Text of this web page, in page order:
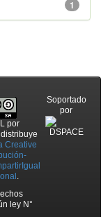
1
por
Creative
.
ley N°
Soportado
por